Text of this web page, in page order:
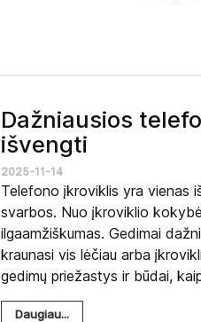
Dažniausios
išvengti
2025-11-14
Telefono įkroviklis yra vienas
svarbos. Nuo įkroviklio
ilgaamžiškumas. Gedimai
kraunasi vis lėčiau arba
gedimų priežastys ir būdai,
Daugiau...